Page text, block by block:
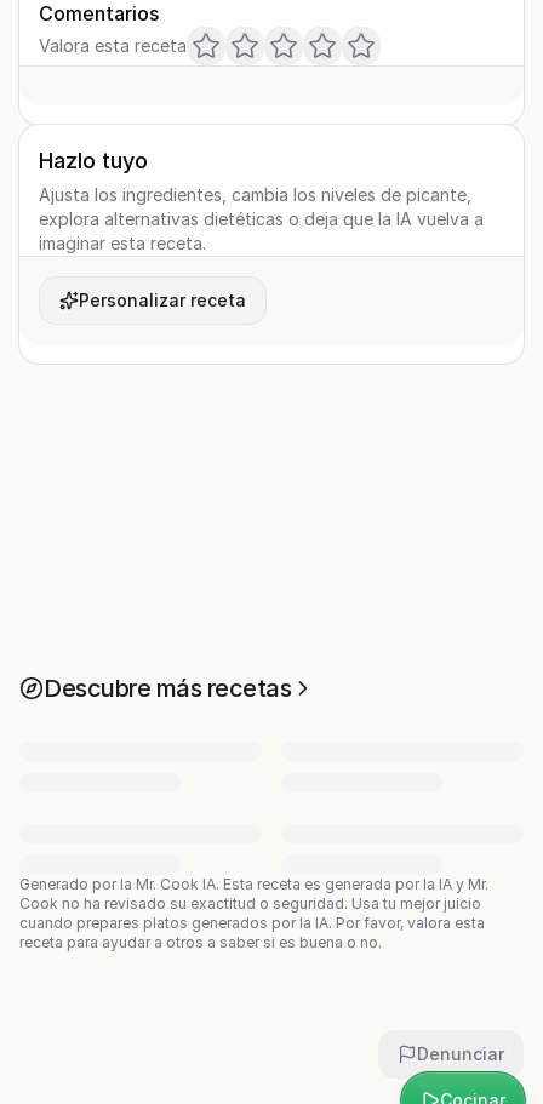
Cocinar
Comentarios
Valora esta receta
Hazlo tuyo
Ajusta los ingredientes, cambia los niveles de picante,
explora alternativas dietéticas o deja que la IA vuelva a
imaginar esta receta.
Personalizar receta
Descubre más recetas
Generado por la Mr. Cook IA. Esta receta es generada por la IA y Mr.
Cook no ha revisado su exactitud o seguridad. Usa tu mejor juicio
cuando prepares platos generados por la IA. Por favor, valora esta
receta para ayudar a otros a saber si es buena o no.
Denunciar